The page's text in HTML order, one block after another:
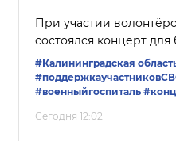
При участии
состоялся концерт
#Калининградская
#военныйгоспиталь
Сегодня 12:02